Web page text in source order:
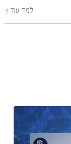
למד עוד